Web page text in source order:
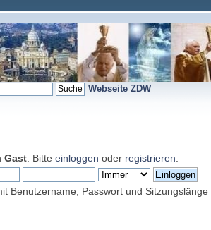
Webseite ZDW
Gast . Bitte einloggen oder registrieren
Benutzername, Passwort und Sitzungslänge